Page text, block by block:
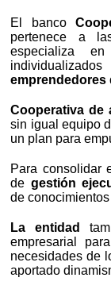
El banco
pertenece a
especializa en
emprendedores
Cooperativa de
sin igual equipo
un plan para
Para consolidar
de gestión
de
La entidad
empresarial
necesidades de
aportado